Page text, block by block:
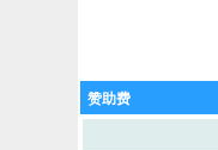
赞助费